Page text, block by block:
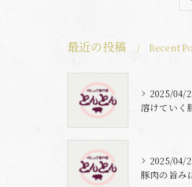
最近の投稿 Recent
2025/04/
2025/04/